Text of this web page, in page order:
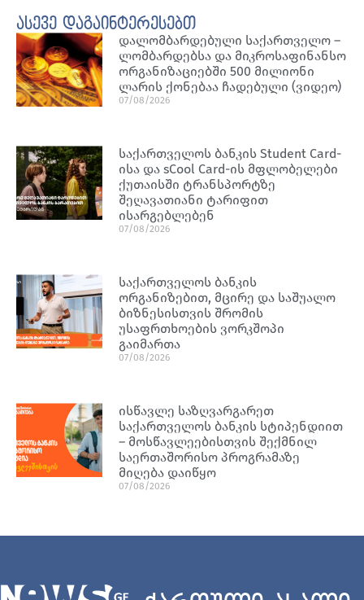
ასევე დაგაინტერესებთ
დალომბარდებული საქართველო –
ლომბარდებსა და მიკროსაფინანსო
ორგანიზაციებში 500 მილიონი
ლარის ქონებაა ჩადებული (ვიდეო)
07/08/2026
საქართველოს ბანკის Student Card-
ისა და sCool Card-ის მფლობელები
ქუთაისში ტრანსპორტზე
შეღავათიანი ტარიფით
ისარგებლებენ
07/08/2026
საქართველოს ბანკის
ორგანიზებით, მცირე და საშუალო
ბიზნესისთვის შრომის
უსაფრთხოების ვორკშოპი
გაიმართა
07/08/2026
ისწავლე საზღვარგარეთ
საქართველოს ბანკის სტიპენდიით
– მოსწავლეებისთვის შექმნილ
საერთაშორისო პროგრამაზე
მიღება დაიწყო
07/08/2026